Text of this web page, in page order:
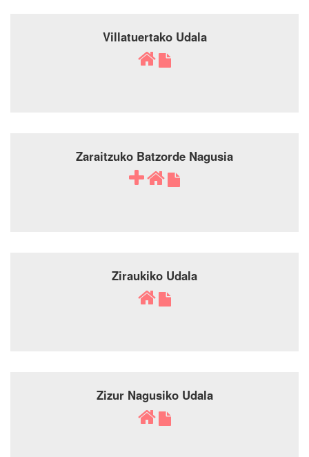
Villatuertako Udala
Zaraitzuko Batzorde Nagusia
Ziraukiko Udala
Zizur Nagusiko Udala